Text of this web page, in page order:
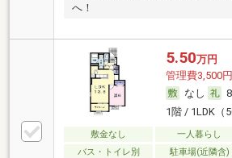
へ！
5.50万円
管理費3,500円
なし
1階 / 1LDK（
敷金なし 一人暮らし
バス・トイレ別
駐車場(近隣含)